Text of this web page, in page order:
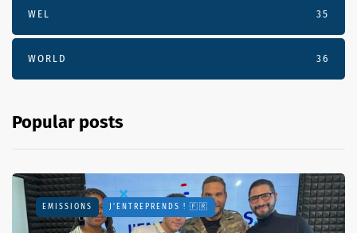
WEL 35
WORLD 36
Popular posts
EMISSIONS J'ENTREPRENDS ! 🇫🇷